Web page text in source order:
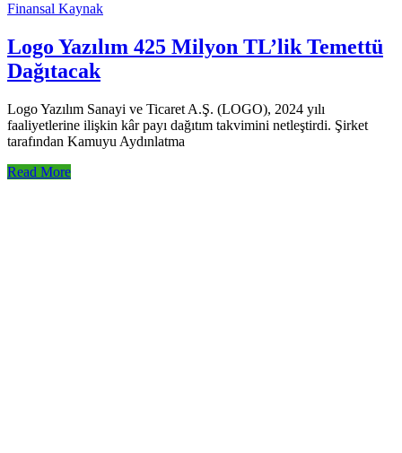
Finansal Kaynak
Logo Yazılım 425 Milyon TL’lik Temettü
Dağıtacak
Logo Yazılım Sanayi ve Ticaret A.Ş. (LOGO), 2024 yılı
faaliyetlerine ilişkin kâr payı dağıtım takvimini netleştirdi. Şirket
tarafından Kamuyu Aydınlatma
Read More